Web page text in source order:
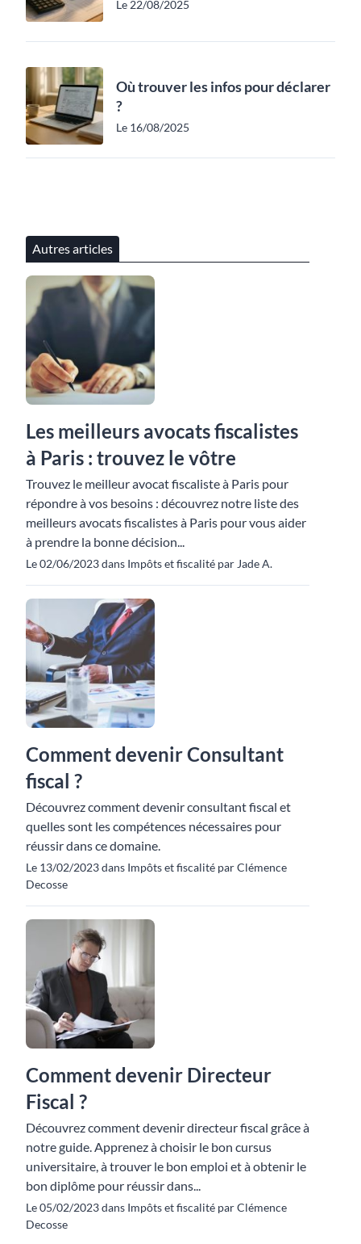
Le 22/08/2025
Où trouver les infos pour déclarer
?
Le 16/08/2025
Autres articles
Les meilleurs avocats fiscalistes
à Paris : trouvez le vôtre
Trouvez le meilleur avocat fiscaliste à Paris pour
répondre à vos besoins : découvrez notre liste des
meilleurs avocats fiscalistes à Paris pour vous aider
à prendre la bonne décision...
Le 02/06/2023 dans Impôts et fiscalité par Jade A.
Comment devenir Consultant
fiscal ?
Découvrez comment devenir consultant fiscal et
quelles sont les compétences nécessaires pour
réussir dans ce domaine.
Le 13/02/2023 dans Impôts et fiscalité par Clémence
Decosse
Comment devenir Directeur
Fiscal ?
Découvrez comment devenir directeur fiscal grâce à
notre guide. Apprenez à choisir le bon cursus
universitaire, à trouver le bon emploi et à obtenir le
bon diplôme pour réussir dans...
Le 05/02/2023 dans Impôts et fiscalité par Clémence
Decosse